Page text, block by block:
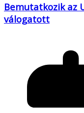
Bemutatkozik az
válogatott